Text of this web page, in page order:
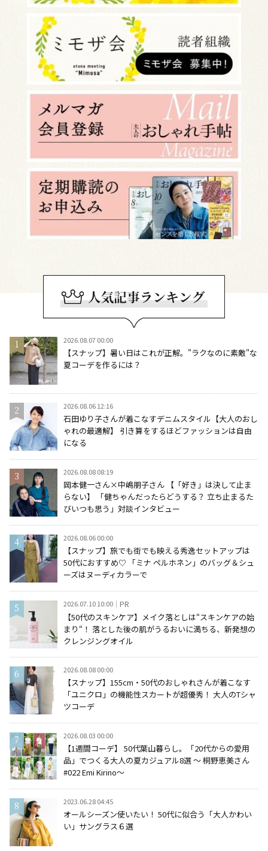
2026.08.07 00:00
【スナップ】暑い日はこれが正解。"ラクなのに素敵"な
夏コーデを作るには？
2026.08.06 12:16
石田ゆり子さんが着こなすデニムスタイル【大人のおし
ゃれの最適解】 引き算をするほどファッションは自由
になる
2026.08.08 08:19
岡本健一さん×中嶋朋子さん 【「好き」は決して止ま
らない】 「健ちゃんだったらどうする？ 立ち止まるた
びいつも思う」対談インタビュー
2026.08.06 00:00
【スナップ】旅でも街でも映える秀逸セットアップは
50代におすすめ♡ 「ミナ ペルホネン」のバッグ＆シュ
ーズはヌーディカラーで
2026.07.10 10:00 PR
【50代のスキンケア】メイク落としは“スキンケアの始
まり“！ 落とした後の肌がうるおいに満ちる、新発想の
クレンジングオイル
2026.08.08 00:00
【スナップ】155cm・50代のおしゃれさんが着こなす
「ユニクロ」の機能性スカートが超優秀！ 大人のTシャ
ツコーデ
2026.08.03 00:00
【1週間コーデ】 50代葉山暮らし。「20代からの愛用
品」でつくる大人の夏カジュアル8選 ～ 桐野恵美さん
#022 Emi Kirino～
2023.06.28 04:45
オールシーズン使いたい！ 50代に似合う「大人かわい
い」サングラス６選